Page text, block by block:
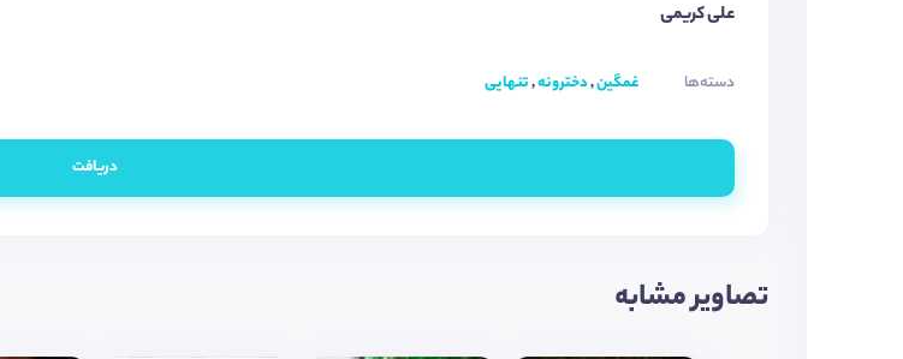
علی کریمی
دسته‌ها غمگین,دخترونه,تنهایی
دریافت
تصاویر مشابه